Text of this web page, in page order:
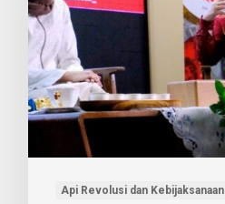
Api Revolusi dan Kebijaksanaan
Maha
Esa:
Menyikapi
Kemajemukan
dan
Perbedaan